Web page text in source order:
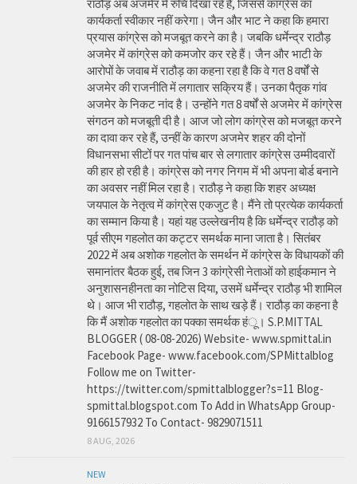
राठौड़ अब अजमेर में रुचि दिखा रहे हैं, जिससे कांग्रेस का
कार्यकर्ता स्वीकार नहीं करेगा। जैन और भाट ने कहा कि हमारा
प्रयास कांग्रेस को मजबूत करने का है। जबकि धर्मेन्द्र राठौड़
अजमेर में कांग्रेस को कमजोर कर रहे हैं। जैन और भाटी के
आरोपों के जवाब में राठौड़ का कहना रहा है कि वे गत 8 वर्षों से
अजमेर की राजनीति में लगातार सक्रिय हैं। उनका पैतृक गांव
अजमेर के निकट नांद है। उन्होंने गत 8 वर्षों से अजमेर में कांग्रेस
संगठन को मजबूती दी है। आज जो लोग कांग्रेस को मजबूत करने
का दावा कर रहे हैं, उन्हीं के कारण अजमेर शहर की दोनों
विधानसभा सीटों पर गत पांच बार से लगातार कांग्रेस उम्मीदवारों
की हार हो रही है। कांग्रेस को नगर निगम में भी अपना बोर्ड बनाने
का अवसर नहीं मिल रहा है। राठौड़ ने कहा कि शहर अध्यक्ष
जयपाल के नेतृत्व में कांग्रेस एकजुट है। मैंने तो प्रत्येक कार्यकर्ता
का सम्मान किया है। यहां यह उल्लेखनीय है कि धर्मेन्द्र राठौड़ को
पूर्व सीएम गहलोत का कट्टर समर्थक माना जाता है। सितंबर
2022 में अब अशोक गहलोत के समर्थन में कांग्रेस के विधायकों की
समानांतर बैठक हुई, तब जिन 3 कांग्रेसी नेताओं को हाईकमान ने
अनुशासनहीनता का नोटिस दिया, उसमें धर्मेन्द्र राठौड़ भी शामिल
थे। आज भी राठौड़, गहलोत के साथ खड़े हैं। राठौड़ का कहना है
कि मैं अशोक गहलोत का पक्का समर्थक हंू। S.P.MITTAL
BLOGGER ( 08-08-2026) Website- www.spmittal.in
Facebook Page- www.facebook.com/SPMittalblog
Follow me on Twitter-
https://twitter.com/spmittalblogger?s=11 Blog-
spmittal.blogspot.com To Add in WhatsApp Group-
9166157932 To Contact- 9829071511
8 AUG, 2026
NEW